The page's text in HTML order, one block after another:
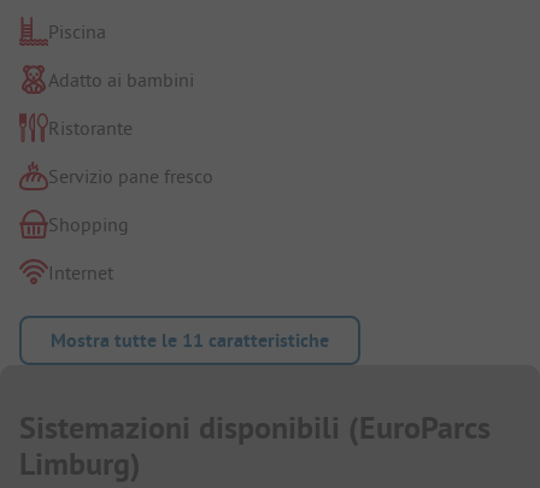
Piscina
Adatto ai bambini
Ristorante
Servizio pane fresco
Shopping
Internet
Mostra tutte le 11 caratteristiche
Sistemazioni disponibili (EuroParcs
Limburg)